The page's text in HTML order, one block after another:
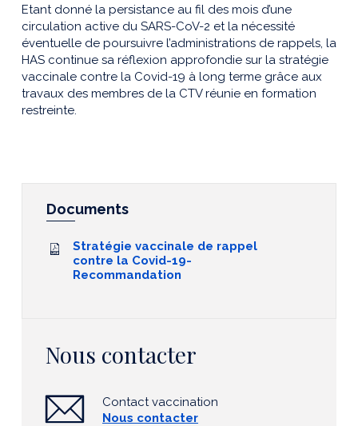
Etant donné la persistance au fil des mois d’une
circulation active du SARS-CoV-2 et la nécessité
éventuelle de poursuivre l’administrations de rappels, la
HAS continue sa réflexion approfondie sur la stratégie
vaccinale contre la Covid-19 à long terme grâce aux
travaux des membres de la CTV réunie en formation
restreinte.
Documents
Stratégie vaccinale de rappel
contre la Covid-19-
Recommandation
Nous contacter
Contact vaccination
Nous contacter